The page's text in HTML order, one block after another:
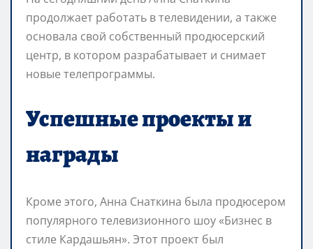
продолжает работать в телевидении, а также
основала свой собственный продюсерский
центр, в котором разрабатывает и снимает
новые телепрограммы.
Успешные проекты и
награды
Кроме этого, Анна Снаткина была продюсером
популярного телевизионного шоу «Бизнес в
стиле Кардашьян». Этот проект был